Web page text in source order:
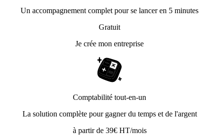
Un accompagnement complet pour se lancer en 5 minutes
Gratuit
Je crée mon entreprise
Comptabilité tout-en-un
La solution complète pour gagner du temps et de l'argent
à partir de 39€ HT/mois